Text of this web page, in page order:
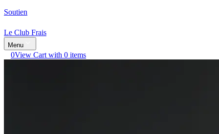
Soutien
Le Club Frais
Menu
0View Cart with 0 items